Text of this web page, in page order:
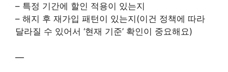
– 특정 기간에 할인 적용이 있는지
– 해지 후 재가입 패턴이 있는지(이건 정책에 따라
달라질 수 있어서 ‘현재 기준’ 확인이 중요해요)
—